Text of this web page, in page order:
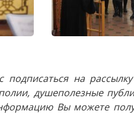
подписаться на
душеполезные
Вы можете